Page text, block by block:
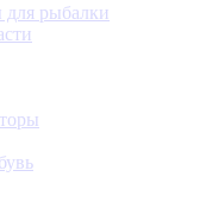
для рыбалки